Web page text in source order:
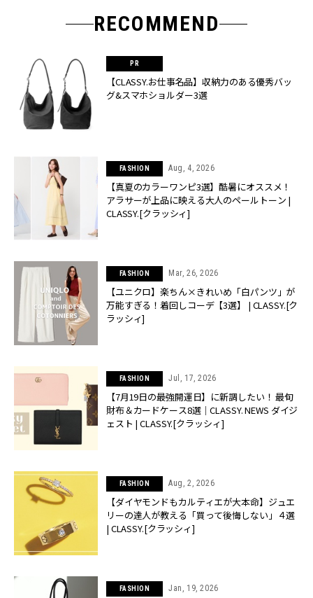
RECOMMEND
【CLASSY.お仕事名品】収納力のある優秀バッ
グ&スマホショルダー3選
FASHION Aug, 4, 2026
【真夏のカラーワンピ3選】酷暑にオススメ！
アラサーが上品に映える大人のペールトーン |
CLASSY.[クラッシィ]
FASHION Mar, 26, 2026
【ユニクロ】楽ちん×きれいめ「白パンツ」が
万能すぎる！着回しコーデ【3選】 | CLASSY.[ク
ラッシィ]
FASHION Jul, 17, 2026
【7月19日の最強開運日】に新調したい！ 最旬
財布＆カードケース8選｜CLASSY. NEWS ダイジ
ェスト | CLASSY.[クラッシィ]
FASHION Aug, 2, 2026
【ダイヤモンドもカルティエが大本命】ジュエ
リーの達人が教える「買って後悔しない」４選
| CLASSY.[クラッシィ]
FASHION Jan, 19, 2026